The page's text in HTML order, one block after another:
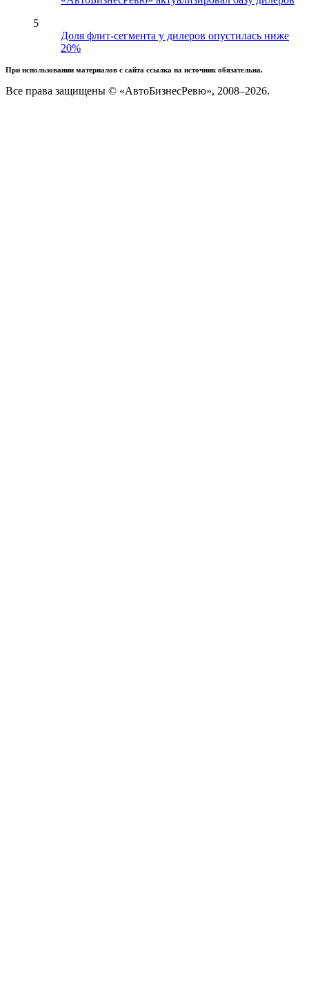
5
Доля флит-сегмента у дилеров опустилась ниже
20%
При использовании материалов с сайта ссылка на источник обязательна.
Все права защищены © «АвтоБизнесРевю», 2008–2026.